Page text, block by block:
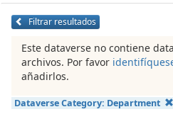
Filtrar resultados
Este dataverse no contiene
archivos. Por favor
añadirlos.
Dataverse Category: Department